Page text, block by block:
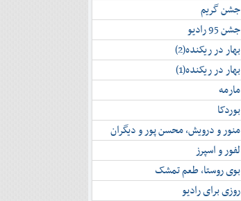
جشن گریم
جشن 95 رادیو
بهار در ریکنده(2)
بهار در ریکنده(1)
مارمه
بوردکا
منور و درویش، محسن پور و دیگران
لفور و اسپرز
بوی روستا، طعم تمشک
روزی برای رادیو